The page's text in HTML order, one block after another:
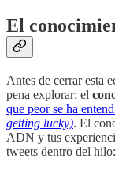
El
Antes de cerrar esta
pena explorar: el
que peor se ha
getting lucky). El
ADN y tus
tweets dentro del hilo: